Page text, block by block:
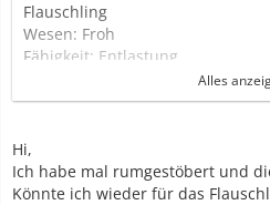
Flauschling
Wesen: Froh
Fähigkeit: Entlastung
DVs: 31|31|31|xx|31|31
ZAs:Bauchtrommel, Gähner
Alles
Hi,
Ich habe mal rumgestöbert und
Könnte ich wieder für das